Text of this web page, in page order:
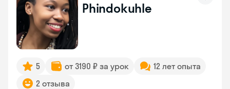
Phindokuhle
5 от 3190 ₽ за урок
12 лет опыта
2 отзыва